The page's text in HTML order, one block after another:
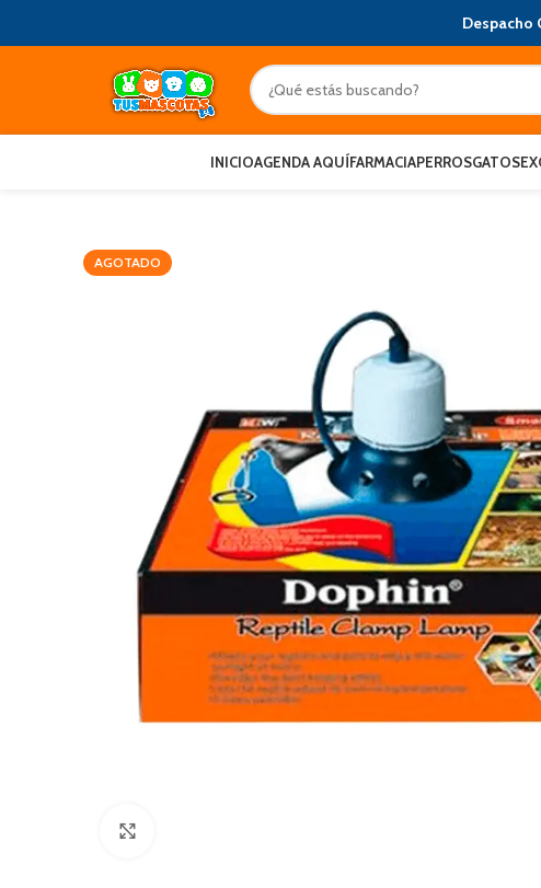
Despacho
INICIOAGENDA AQUÍFARMACIAPERROSGATOS
AGOTADO